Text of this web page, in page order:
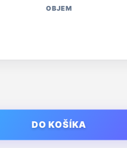
OBJEM
DO KOŠÍKA